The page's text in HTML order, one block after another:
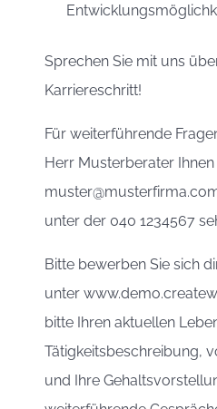
Sprechen Sie mit uns
Karriereschritt!
Für weiterführende
Herr Musterberater
unter der 040 1234567
Bitte bewerben Sie sich
unter
bitte Ihren aktuellen
Tätigkeitsbeschreibung,
und Ihre